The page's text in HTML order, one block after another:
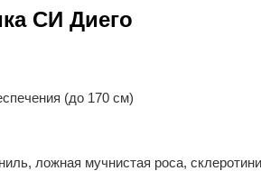
СИ Диего
(до 170 см)
ложная мучнистая роса,